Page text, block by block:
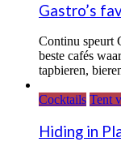
Gastro’s
Continu speurt
beste cafés
tapbieren,
Cocktails Tent
Hiding in